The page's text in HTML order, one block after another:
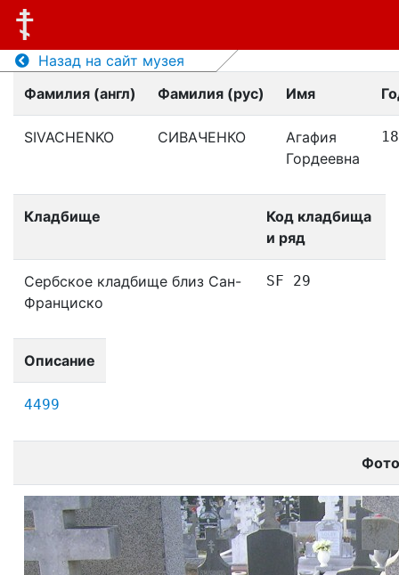
Назад на сайт музея
Фамилия (англ)
Фамилия (рус) Имя
SIVACHENKO СИВАЧЕНКО
Агафия
Гордеевна
Кладбище
Код кладбища
и ряд
Сербское кладбище близ Сан-
Франциско
SF 29
Описание
4499
Фото